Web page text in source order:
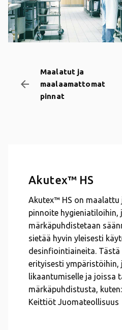
Maalatut ja
maalaamattomat
pinnat
arrow_backward
Akutex™ HS
Akutex™ HS on maalattu
pinnoite hygieniatiloihin,
märkäpuhdistetaan
sietää hyvin yleisesti
desinfiointiaineita. Tästä
erityisesti ympäristöihin,
likaantumiselle ja joissa
märkäpuhdistusta,
Keittiöt Juomateollisuus